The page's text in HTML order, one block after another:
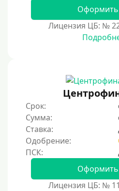
Мини займы
С помощью системы
На Вебмани
ВТБ
Виза (Visa)
На карту Кукуруза
Оформить
Лицензия ЦБ: №
Срок:
Сумма:
Ставка:
Одобрение:
Оформить
Лицензия ЦБ: №